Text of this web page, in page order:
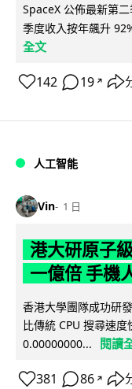
SpaceX 公佈最新第
季度收入按年飆升
全文
142 19 ↗
人工智能
Vin 1 日
港大研原子
一億倍 手機
香港大學團隊成功研
比傳統 CPU 搜尋速
0.00000000...
閱讀
381 86 ↗